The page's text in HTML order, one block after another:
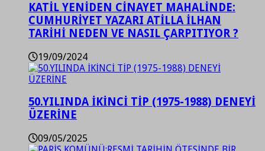
KATİL YENİDEN CİNAYET MAHALİNDE:
CUMHURİYET YAZARI ATİLLA İLHAN
TARİHİ NEDEN VE NASIL ÇARPITIYOR ?
19/09/2024
50.YILINDA İKİNCİ TİP (1975-1988) DENEYİ
ÜZERİNE
09/05/2025